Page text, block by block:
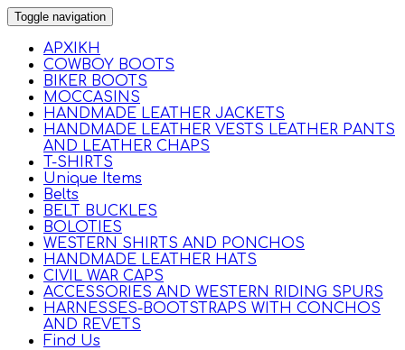
Toggle navigation
ΑΡΧΙΚΗ
COWBOY BOOTS
BIKER BOOTS
MOCCASINS
HANDMADE LEATHER JACKETS
HANDMADE LEATHER VESTS LEATHER PANTS
AND LEATHER CHAPS
T-SHIRTS
Unique Items
Belts
BELT BUCKLES
BOLOTIES
WESTERN SHIRTS AND PONCHOS
HANDMADE LEATHER HATS
CIVIL WAR CAPS
ACCESSORIES AND WESTERN RIDING SPURS
HARNESSES-BOOTSTRAPS WITH CONCHOS
AND REVETS
Find Us